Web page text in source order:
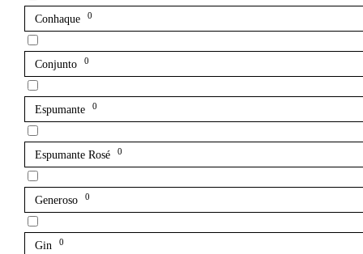
Conhaque 0
Conjunto 0
Espumante 0
Espumante Rosé 0
Generoso 0
Gin 0